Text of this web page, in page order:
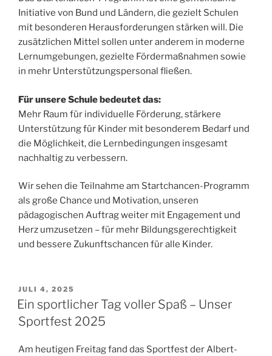
Initiative von Bund und Ländern, die gezielt Schulen
mit besonderen Herausforderungen stärken will. Die
zusätzlichen Mittel sollen unter anderem in moderne
Lernumgebungen, gezielte Fördermaßnahmen sowie
in mehr Unterstützungspersonal fließen.
Für unsere Schule bedeutet das:
Mehr Raum für individuelle Förderung, stärkere
Unterstützung für Kinder mit besonderem Bedarf und
die Möglichkeit, die Lernbedingungen insgesamt
nachhaltig zu verbessern.
Wir sehen die Teilnahme am Startchancen-Programm
als große Chance und Motivation, unseren
pädagogischen Auftrag weiter mit Engagement und
Herz umzusetzen – für mehr Bildungsgerechtigkeit
und bessere Zukunftschancen für alle Kinder.
VERÖFFENTLICHT
AM
JULI 4, 2025
Ein sportlicher Tag voller Spaß – Unser
Sportfest 2025
Am heutigen Freitag fand das Sportfest der Albert-